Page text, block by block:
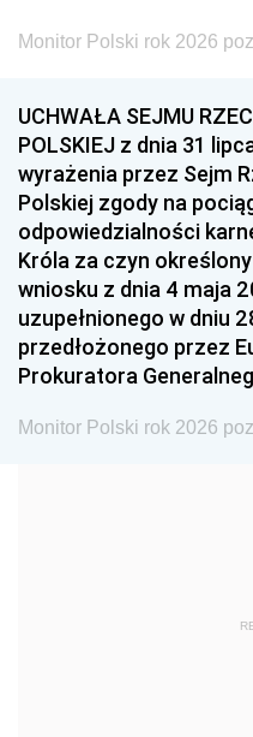
1996
1993
1990
1987
1984
1981
1978
1975 1974
Monitor Polski rok 2026
UCHWAŁA SEJMU
POLSKIEJ z dnia 31
wyrażenia przez Sejm
Polskiej zgody na
odpowiedzialności
Króla za czyn
wniosku z dnia 4 maja
uzupełnionego w dniu
przedłożonego przez
Prokuratora
Monitor Polski rok 2026